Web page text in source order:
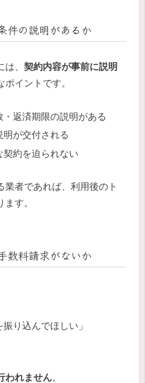
件の説明があるか
、 契約内容が事前に説明
ポイントです。
返済期限の説明がある
が交付される
契約を迫られない
業者であれば、利用後のト
す。
数料請求がないか
振り込んでほしい」
われません。